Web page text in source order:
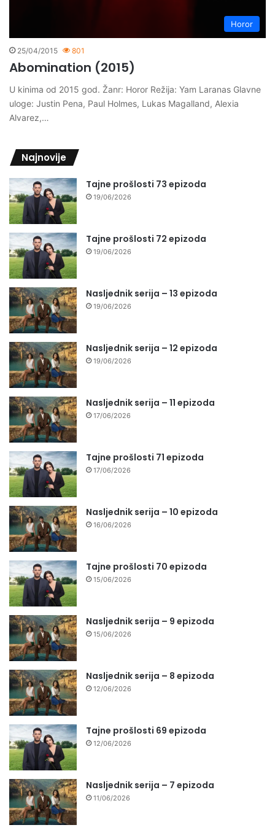
Horor
25/04/2015 801
Abomination (2015)
U kinima od 2015 god. Žanr: Horor Režija: Yam Laranas Glavne
uloge: Justin Pena, Paul Holmes, Lukas Magalland, Alexia
Alvarez,…
Najnovije
Tajne prošlosti 73 epizoda
19/06/2026
Tajne prošlosti 72 epizoda
19/06/2026
Nasljednik serija – 13 epizoda
19/06/2026
Nasljednik serija – 12 epizoda
19/06/2026
Nasljednik serija – 11 epizoda
17/06/2026
Tajne prošlosti 71 epizoda
17/06/2026
Nasljednik serija – 10 epizoda
16/06/2026
Tajne prošlosti 70 epizoda
15/06/2026
Nasljednik serija – 9 epizoda
15/06/2026
Nasljednik serija – 8 epizoda
12/06/2026
Tajne prošlosti 69 epizoda
12/06/2026
Nasljednik serija – 7 epizoda
11/06/2026